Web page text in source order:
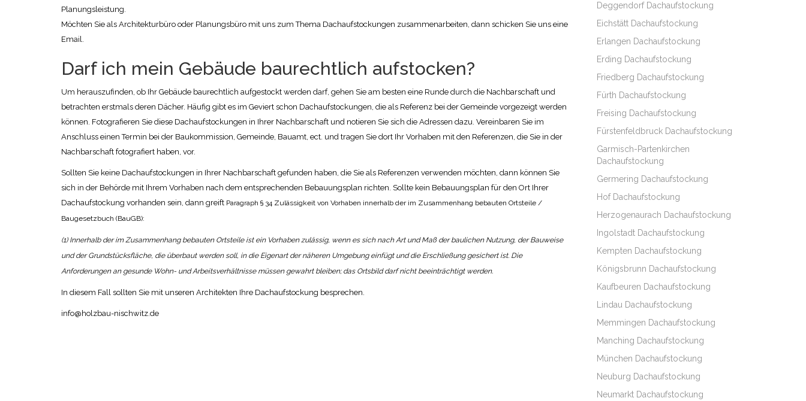
Planungsleistung.
Möchten Sie als Architekturbüro oder Planungsbüro mit uns zum Thema Dachaufstockungen zusammenarbeiten, dann schicken Sie uns eine
Email.
Darf ich mein Gebäude baurechtlich aufstocken?
Um herauszufinden, ob Ihr Gebäude baurechtlich aufgestockt werden darf, gehen Sie am besten eine Runde durch die Nachbarschaft und
betrachten erstmals deren Dächer. Häufig gibt es im Geviert schon Dachaufstockungen, die als Referenz bei der Gemeinde vorgezeigt werden
können. Fotografieren Sie diese Dachaufstockungen in Ihrer Nachbarschaft und notieren Sie sich die Adressen dazu. Vereinbaren Sie im
Anschluss einen Termin bei der Baukommission, Gemeinde, Bauamt, ect. und tragen Sie dort Ihr Vorhaben mit den Referenzen, die Sie in der
Nachbarschaft fotografiert haben, vor.
Sollten Sie keine Dachaufstockungen in Ihrer Nachbarschaft gefunden haben, die Sie als Referenzen verwenden möchten, dann können Sie
sich in der Behörde mit Ihrem Vorhaben nach dem entsprechenden Bebauungsplan richten. Sollte kein Bebauungsplan für den Ort Ihrer
Dachaufstockung vorhanden sein, dann greift Paragraph § 34 Zulässigkeit von Vorhaben innerhalb der im Zusammenhang bebauten Ortsteile /
Baugesetzbuch (BauGB):
(1) Innerhalb der im Zusammenhang bebauten Ortsteile ist ein Vorhaben zulässig, wenn es sich nach Art und Maß der baulichen Nutzung, der Bauweise
und der Grundstücksfläche, die überbaut werden soll, in die Eigenart der näheren Umgebung einfügt und die Erschließung gesichert ist. Die
Anforderungen an gesunde Wohn- und Arbeitsverhältnisse müssen gewahrt bleiben; das Ortsbild darf nicht beeinträchtigt werden.
In diesem Fall sollten Sie mit unseren Architekten Ihre Dachaufstockung besprechen.
info@holzbau-nischwitz.de
Deggendorf Dachaufstockung
Eichstätt Dachaufstockung
Erlangen Dachaufstockung
Erding Dachaufstockung
Friedberg Dachaufstockung
Fürth Dachaufstockung
Freising Dachaufstockung
Fürstenfeldbruck Dachaufstockung
Garmisch-Partenkirchen
Dachaufstockung
Germering Dachaufstockung
Hof Dachaufstockung
Herzogenaurach Dachaufstockung
Ingolstadt Dachaufstockung
Kempten Dachaufstockung
Königsbrunn Dachaufstockung
Kaufbeuren Dachaufstockung
Lindau Dachaufstockung
Memmingen Dachaufstockung
Manching Dachaufstockung
München Dachaufstockung
Neuburg Dachaufstockung
Neumarkt Dachaufstockung